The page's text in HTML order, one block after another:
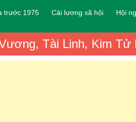
trước 1975 Cải lương xã hội Hội
Tài Linh, Kim Tử